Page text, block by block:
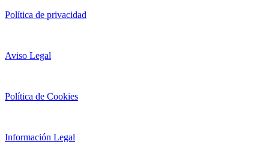
Política de privacidad
Aviso Legal
Política de Cookies
Información Legal